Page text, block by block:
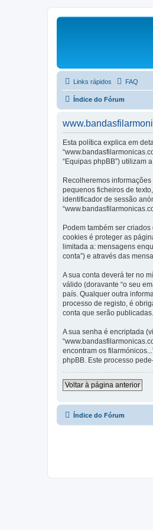
Links rápidos FAQ
Índice do Fórum
Esta política explica em
“Equipas phpBB”) utilizam
Recolheremos
pequenos ficheiros de
identificador de sessão
Podem também ser
cookies é proteger as
limitada a: mensagens
conta”) e através das
A sua conta deverá ter no
válido (doravante “o seu
país. Qualquer outra
processo de registo, é
conta que serão
A sua senha é encriptada
encontram os
phpBB. Este processo
Voltar à página anterior
Índice do Fórum